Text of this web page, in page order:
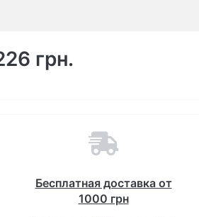
грн.
Бесплатная доставка от
1000 грн